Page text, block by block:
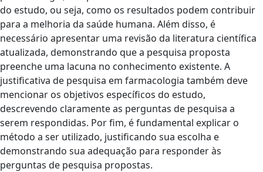
do estudo, ou seja, como os resultados podem contribuir
para a melhoria da saúde humana. Além disso, é
necessário apresentar uma revisão da literatura científica
atualizada, demonstrando que a pesquisa proposta
preenche uma lacuna no conhecimento existente. A
justificativa de pesquisa em farmacologia também deve
mencionar os objetivos específicos do estudo,
descrevendo claramente as perguntas de pesquisa a
serem respondidas. Por fim, é fundamental explicar o
método a ser utilizado, justificando sua escolha e
demonstrando sua adequação para responder às
perguntas de pesquisa propostas.